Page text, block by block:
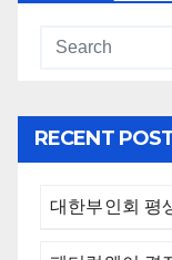
RECENT
대한부인회 평